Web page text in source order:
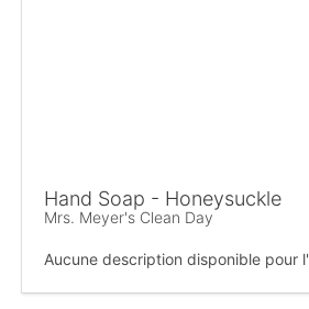
Hand Soap - Honeysuckle
Mrs. Meyer's Clean Day
Aucune description disponible pour